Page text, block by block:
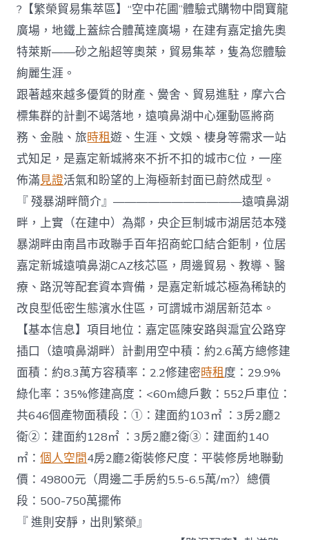
?【繁榮貿易集萃區】“空中花圃”體驗式購物中間寶龍
廣場，地鐵上蓋綜合體萬達廣場，在建有嘉定搶先奧
特萊斯——砂之船超等奧萊，貿易集萃，隻為您體驗
絢麗生涯。
跟著越來越多優質的財產、黌舍、貿易進駐，摩六合
標集群的計劃不竭落地，遠噴鼻湖中心運動區將商
務、金融、旅時租遊、生涯、文娛、棲身等需求一站
式知足，是嘉定新城將來不折不扣的城市C位，一座
佈滿見證活氣和盼望的上海極新封面已蔚然成型。
『 殘暴湖畔簡介』———————————遠噴鼻湖
畔，上實（在建中）為鄰，央企巨制城市湖居范本殘
暴湖畔由南昌市政聯手百年招商蛇口結合鉅制，位居
嘉定新城遠噴鼻湖CAZ核芯區，周邊貿易、教導、醫
療、路況等配套資本齊備，是嘉定新城芯極為稀缺的
改良型低密生態濱水住區，可謂城市湖居新范本。
【基本信息】項目地位：嘉定區陳安路與滬宜公路穿
插口（遠噴鼻湖畔）計劃用空中積：約2.6萬方總修建
面積：約8.3萬方容積率：2.2修建密時租度：29.9%
綠化率：35%修建高度：<60m總戶數：552戶車位：
共646個產物面積段：①：建面約103㎡ ：3房2廳2
衛②：建面約128㎡ ：3房2廳2衛③：建面約140
㎡：個人空間4房2廳2衛裝修尺度：平裝修房地聯動
價：49800元（周邊二手房約5.5-6.5萬/m?）總價
段：500-750萬擺佈
『 進則安靜，出則繁榮』